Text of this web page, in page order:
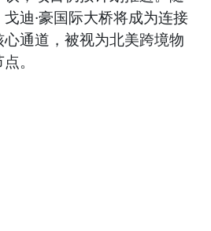
迪·豪国际大桥将成为连接
通道，被视为北美跨境物
。